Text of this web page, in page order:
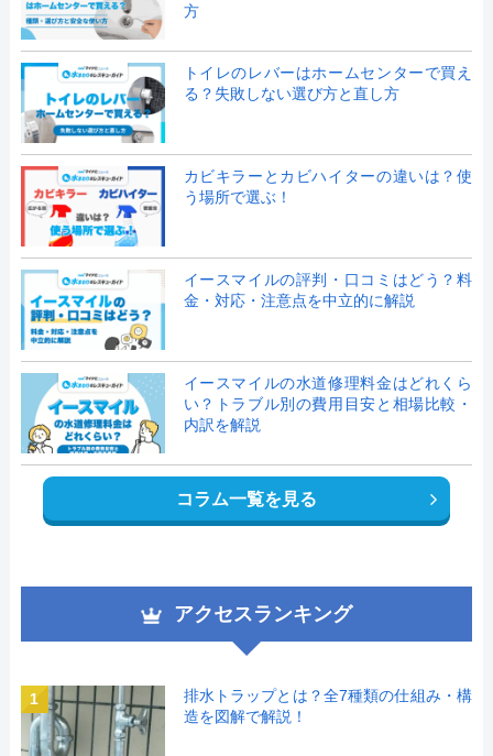
方
トイレのレバーはホームセンターで買え
る？失敗しない選び方と直し方
カビキラーとカビハイターの違いは？使
う場所で選ぶ！
イースマイルの評判・口コミはどう？料
金・対応・注意点を中立的に解説
イースマイルの水道修理料金はどれくら
い？トラブル別の費用目安と相場比較・
内訳を解説
コラム一覧を見る
アクセスランキング
1
排水トラップとは？全7種類の仕組み・構
造を図解で解説！